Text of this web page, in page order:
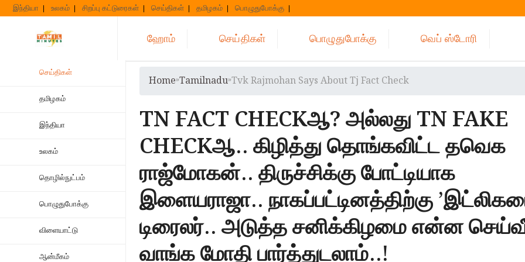
Skip
to
இந்தியா உலகம் சிறப்பு கட்டுரைகள் செய்திகள் தமிழகம் பொழுதுபோக்கு
ஹோம் செய்திகள் பொழுதுபோக்கு வெப் ஸ்டோரி
செய்திகள்
தமிழகம்
இந்தியா
உலகம்
தொழில்நுட்பம்
பொழுதுபோக்கு
விளையாட்டு
ஆன்மீகம்
Home»Tamilnadu»Tvk Rajmohan Says About Tj Fact Check
TN FACT CHECKஆ? அல்லது TN FAKE
CHECKஆ.. கிழித்து தொங்கவிட்ட தவெக
ராஜ்மோகன்.. திருச்சிக்கு போட்டியாக
இளையராஜா.. நாகப்பட்டினத்திற்கு
டிரைலர்.. அடுத்த சனிக்கிழமை என்ன
வாங்க மோதி பார்த்துடலாம்..!